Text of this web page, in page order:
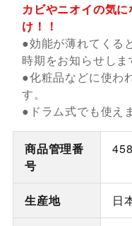
カビやニオイの気
け！！
●効能が薄れてくる
時期をお知らせしま
●化粧品などに使わ
す。
●ドラム式でも使え
商品管理番
号
生産地 日